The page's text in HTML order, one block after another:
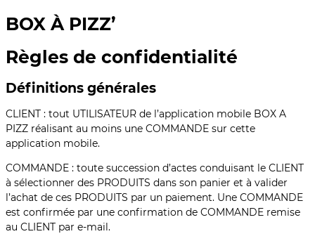
BOX À PIZZ’
Règles de confidentialité
Définitions générales
CLIENT : tout UTILISATEUR de l’application mobile BOX A
PIZZ réalisant au moins une COMMANDE sur cette
application mobile.
COMMANDE : toute succession d’actes conduisant le CLIENT
à sélectionner des PRODUITS dans son panier et à valider
l’achat de ces PRODUITS par un paiement. Une COMMANDE
est confirmée par une confirmation de COMMANDE remise
au CLIENT par e-mail.